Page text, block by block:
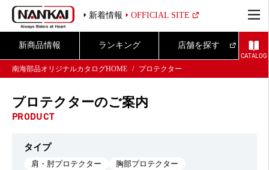
新着情報 OFFICIAL SITE
新商品情報 ランキング 店舗を探す
CATALOG
南海部品オリジナルカタログHOME
プロテクター
プロテクターのご案内
PRODUCT
タイプ
肩・肘プロテクター
胸部プロテクター